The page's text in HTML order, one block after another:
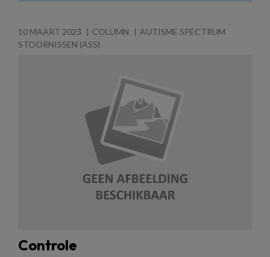
10 MAART 2023 COLUMN
AUTISME SPECTRUM
STOORNISSEN (ASS)
Controle